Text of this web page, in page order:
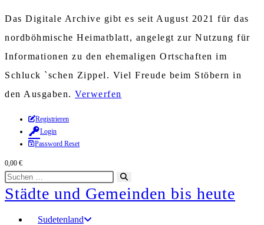
Das Digitale Archive gibt es seit August 2021 für das
nordböhmische Heimatblatt, angelegt zur Nutzung für
Informationen zu den ehemaligen Ortschaften im
Schluck `schen Zippel. Viel Freude beim Stöbern in
den Ausgaben. Verwerfen
Zum
Inhalt
springen
Registrieren
Login
Password Reset
0,00 €
Diese
Website
durchsuchen
starten
Städte und Gemeinden bis heute
Sudetenland